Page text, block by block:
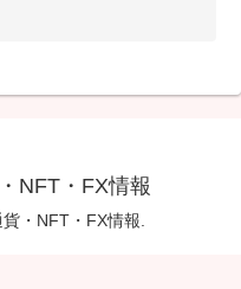
NFT・FX情報
・NFT・FX情報.